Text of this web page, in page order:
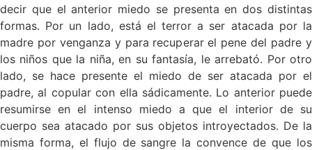
decir que el anterior miedo se presenta en dos distintas
formas. Por un lado, está el terror a ser atacada por la
madre por venganza y para recuperar el pene del padre y
los niños que la niña, en su fantasía, le arrebató. Por otro
lado, se hace presente el miedo de ser atacada por el
padre, al copular con ella sádicamente. Lo anterior puede
resumirse en el intenso miedo a que el interior de su
cuerpo sea atacado por sus objetos introyectados. De la
misma forma, el flujo de sangre la convence de que los